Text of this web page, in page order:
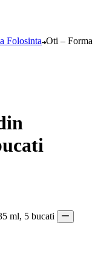
Folosinta Oti – Forma
ml, 5 bucati